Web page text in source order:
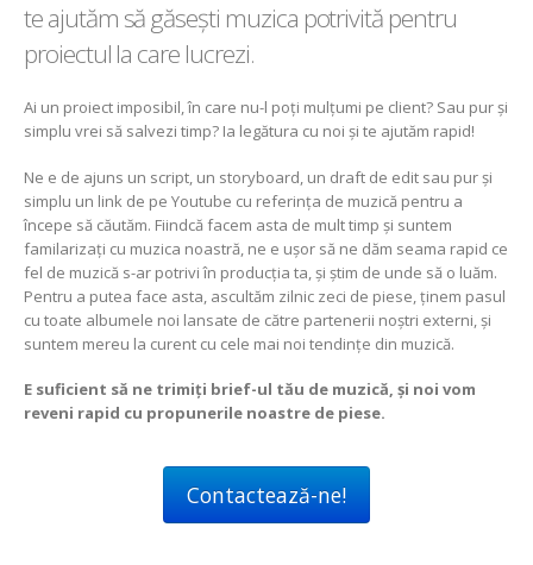
te ajutăm să găsești muzica potrivită pentru
proiectul la care lucrezi.
Ai un proiect imposibil, în care nu-l poți mulțumi pe client? Sau pur și
simplu vrei să salvezi timp? Ia legătura cu noi și te ajutăm rapid!
Ne e de ajuns un script, un storyboard, un draft de edit sau pur și
simplu un link de pe Youtube cu referința de muzică pentru a
începe să căutăm. Fiindcă facem asta de mult timp și suntem
familarizați cu muzica noastră, ne e ușor să ne dăm seama rapid ce
fel de muzică s-ar potrivi în producția ta, și știm de unde să o luăm.
Pentru a putea face asta, ascultăm zilnic zeci de piese, ținem pasul
cu toate albumele noi lansate de către partenerii noștri externi, și
suntem mereu la curent cu cele mai noi tendințe din muzică.
E suficient să ne trimiți brief-ul tău de muzică, și noi vom
reveni rapid cu propunerile noastre de piese.
Contactează-ne!